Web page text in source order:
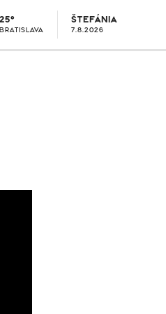
25°
BRATISLAVA
ŠTEFÁNIA
7.8.2026